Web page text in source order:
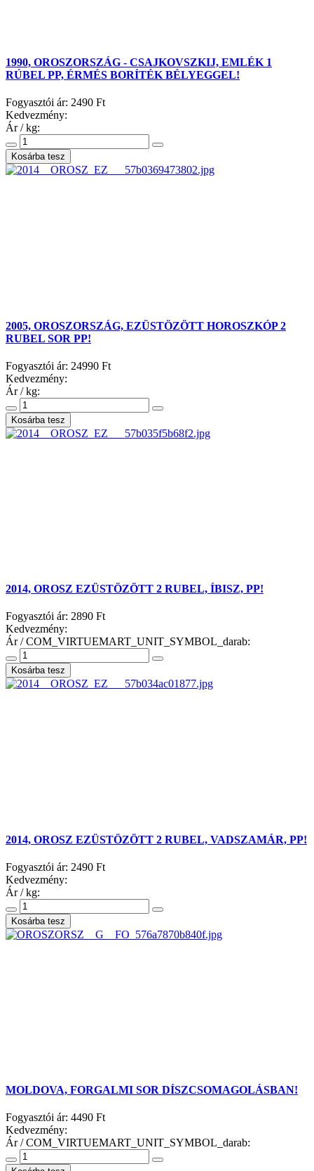
1990, OROSZORSZÁG - CSAJKOVSZKIJ, EMLÉK 1
RÚBEL PP, ÉRMÉS BORÍTÉK BÉLYEGGEL!
Fogyasztói ár: 2490 Ft
Kedvezmény:
Ár / kg:
2005, OROSZORSZÁG, EZÜSTÖZÖTT HOROSZKÓP 2
RUBEL SOR PP!
Fogyasztói ár: 24990 Ft
Kedvezmény:
Ár / kg:
2014, OROSZ EZÜSTÖZÖTT 2 RUBEL, ÍBISZ, PP!
Fogyasztói ár: 2890 Ft
Kedvezmény:
Ár / COM_VIRTUEMART_UNIT_SYMBOL_darab:
2014, OROSZ EZÜSTÖZÖTT 2 RUBEL, VADSZAMÁR, PP!
Fogyasztói ár: 2490 Ft
Kedvezmény:
Ár / kg:
MOLDOVA, FORGALMI SOR DÍSZCSOMAGOLÁSBAN!
Fogyasztói ár: 4490 Ft
Kedvezmény:
Ár / COM_VIRTUEMART_UNIT_SYMBOL_darab: